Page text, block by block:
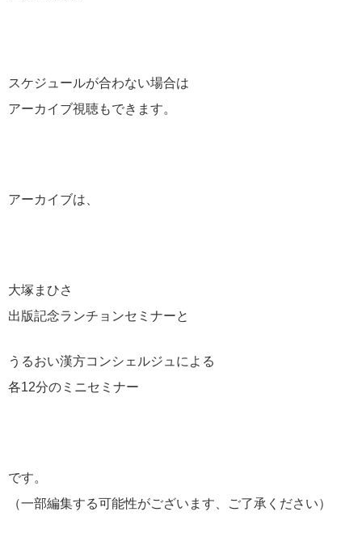
スケジュールが合わない場合は
アーカイブ視聴もできます。
アーカイブは、
大塚まひさ
出版記念ランチョンセミナーと
うるおい漢方コンシェルジュによる
各12分のミニセミナー
です。
（一部編集する可能性がございます、ご了承ください）